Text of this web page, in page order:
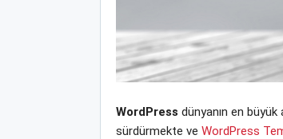
WordPress dünyanın en
sürdürmekte ve WordPress